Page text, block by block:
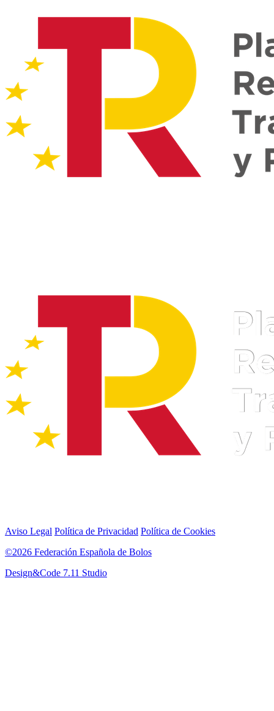
Aviso Legal Política de Privacidad Política de Cookies
©2026 Federación Española de Bolos
Design&Code 7.11 Studio